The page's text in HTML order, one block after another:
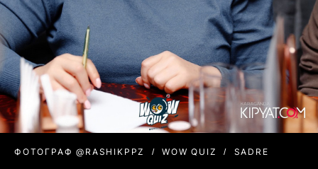
ФОТОГРАФ @RASHIKPPZ WOW QUIZ SADRE